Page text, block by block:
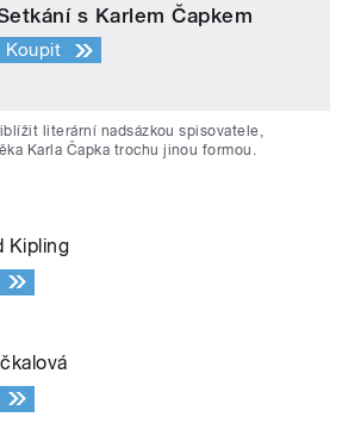
s Karlem Čapkem
Koupit
literární nadsázkou spisovatele,
Karla Čapka trochu jinou formou.
Kipling